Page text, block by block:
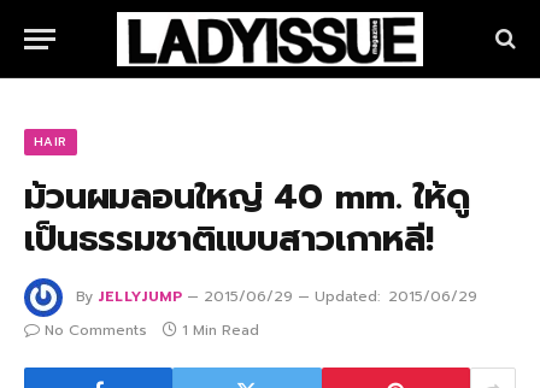
HAIR
ม้วนผมลอนใหญ่ 40 mm. ให้ดู
เป็นธรรมชาติแบบสาวเกาหลี!
By JELLYJUMP 2015/06/29 Updated: 2015/06/29
No Comments
1 Min Read